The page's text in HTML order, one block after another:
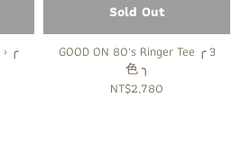
Sold Out
GOOD ON 80's Ringer Tee ╭ 3
色 ╮
NT$2,780